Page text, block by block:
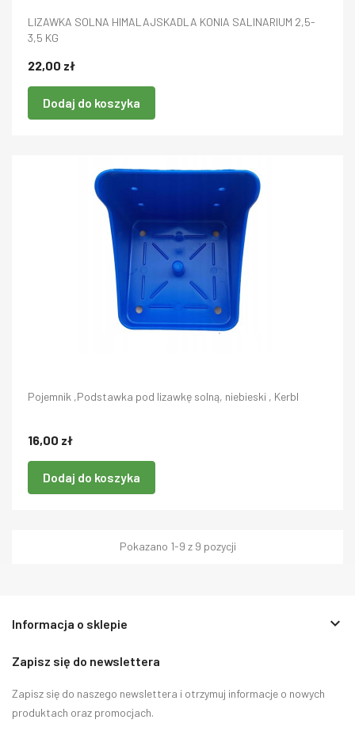
LIZAWKA SOLNA HIMALAJSKADLA KONIA SALINARIUM 2,5-
3,5 KG
22,00 zł
Dodaj do koszyka
Pojemnik ,Podstawka pod lizawkę solną, niebieski , Kerbl
16,00 zł
Dodaj do koszyka
Pokazano 1-9 z 9 pozycji
Informacja o sklepie keyboard_arrow_down
Zapisz się do newslettera
Zapisz się do naszego newslettera i otrzymuj informacje o nowych
produktach oraz promocjach.